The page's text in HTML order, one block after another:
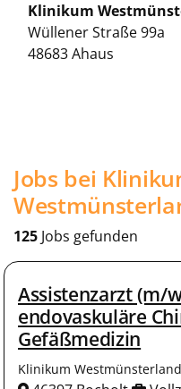
Klinikum
Wüllener Straße 99a
48683 Ahaus
Jobs bei
125 Jobs gefunden
Assistenzarzt (m/
endovaskuläre
Gefäßmedizin
Klinikum